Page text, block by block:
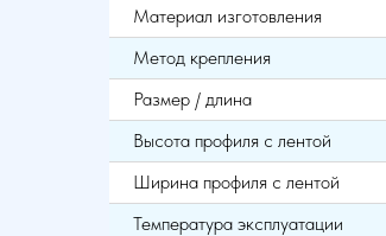
Материал изготовления
Метод крепления
Размер / длина
Высота профиля с лентой
Ширина профиля с лентой
Температура эксплуатации